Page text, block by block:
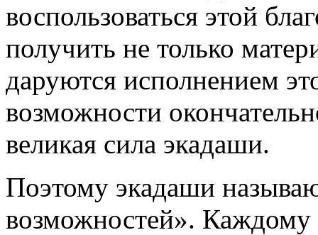
воспользоваться этой
получить не только
даруются исполнением
возможности
великая сила экадаши.
Поэтому экадаши
возможностей». Каждому